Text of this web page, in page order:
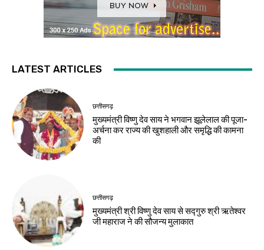
LATEST ARTICLES
छत्तीसगढ़
मुख्यमंत्री विष्णु देव साय ने भगवान झूलेलाल की पूजा-
अर्चना कर राज्य की खुशहाली और समृद्धि की कामना
की
छत्तीसगढ़
मुख्यमंत्री श्री विष्णु देव साय से सद्गुरु श्री ऋतेश्वर
जी महाराज ने की सौजन्य मुलाकात